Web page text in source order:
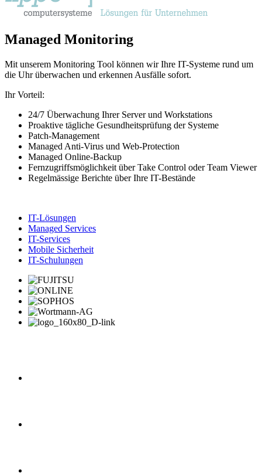
Managed Monitoring
Mit unserem Monitoring Tool können wir Ihre IT-Systeme rund um
die Uhr überwachen und erkennen Ausfälle sofort.
Ihr Vorteil:
24/7 Überwachung Ihrer Server und Workstations
Proaktive tägliche Gesundheitsprüfung der Systeme
Patch-Management
Managed Anti-Virus und Web-Protection
Managed Online-Backup
Fernzugriffsmöglichkeit über Take Control oder Team Viewer
Regelmässige Berichte über Ihre IT-Bestände
IT-Lösungen
Managed Services
IT-Services
Mobile Sicherheit
IT-Schulungen